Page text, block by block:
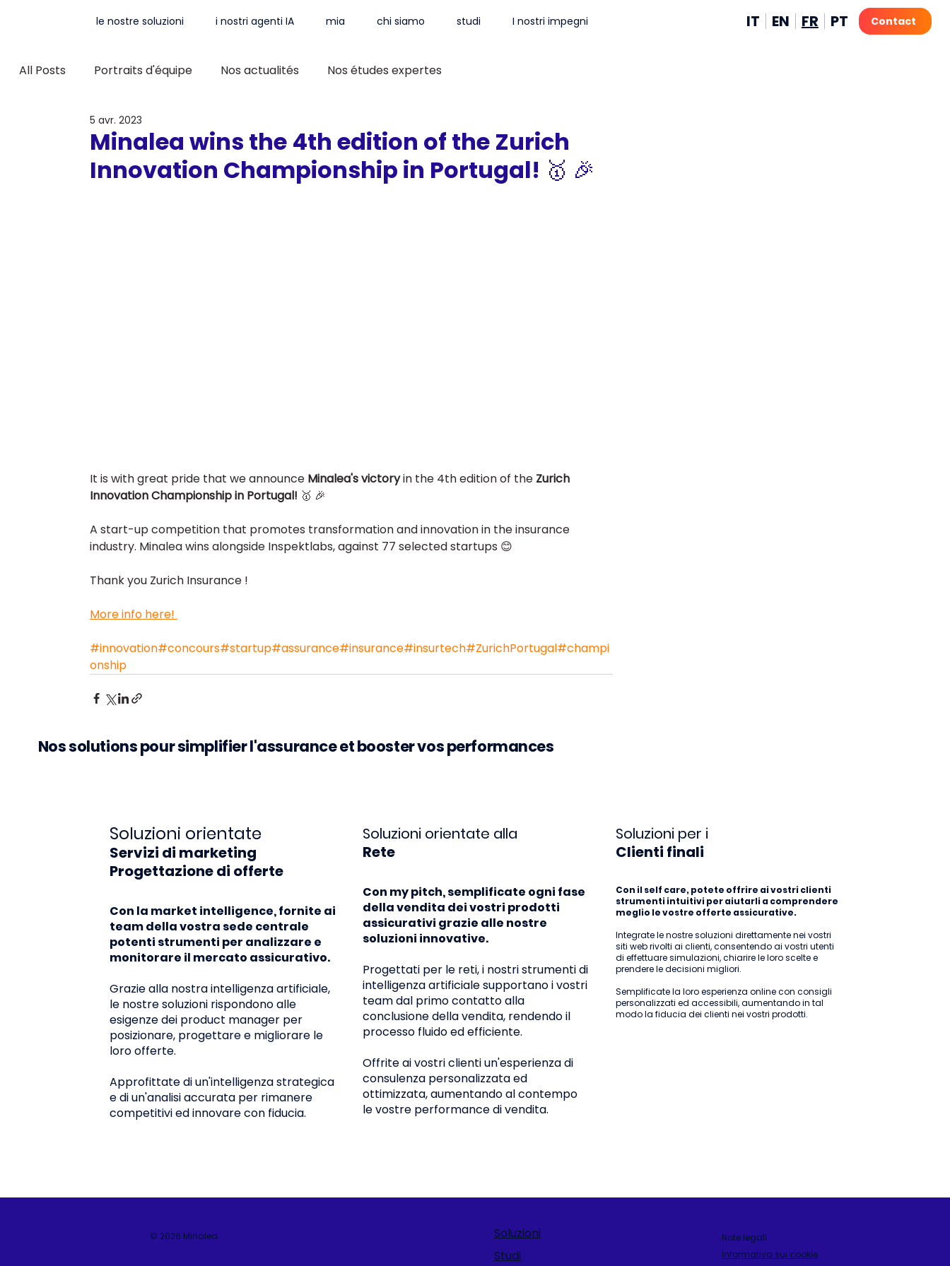
le nostre soluzioni i nostri agenti IA mia chi siamo studi I nostri impegni IT EN FR PT Contact
All Posts Portraits d'équipe Nos actualités Nos études expertes
Minalea wins the 4th edition of the Zurich
Innovation Championship in Portugal! 🥇 🎉
5 avr. 2023
It is with great pride that we announce Minalea's victory in the 4th edition of the Zurich
Innovation Championship in Portugal! 🥇 🎉
A start-up competition that promotes transformation and innovation in the insurance
industry. Minalea wins alongside Inspektlabs, against 77 selected startups 😊
Thank you Zurich Insurance !
More info here!
#innovation#concours#startup#assurance#insurance#insurtech#ZurichPortugal#champi
onship
Nos solutions pour simplifier l'assurance et booster vos performances
Soluzioni orientate
Servizi di marketing
Progettazione di offerte
Con la market intelligence, fornite ai
team della vostra sede centrale
potenti strumenti per analizzare e
monitorare il mercato assicurativo.
Grazie alla nostra intelligenza artificiale,
le nostre soluzioni rispondono alle
esigenze dei product manager per
posizionare, progettare e migliorare le
loro offerte.
Approfittate di un'intelligenza strategica
e di un'analisi accurata per rimanere
competitivi ed innovare con fiducia.
Soluzioni orientate alla
Rete
Con my pitch, semplificate ogni fase
della vendita dei vostri prodotti
assicurativi grazie alle nostre
soluzioni innovative.
Progettati per le reti, i nostri strumenti di
intelligenza artificiale supportano i vostri
team dal primo contatto alla
conclusione della vendita, rendendo il
processo fluido ed efficiente.
Offrite ai vostri clienti un'esperienza di
consulenza personalizzata ed
ottimizzata, aumentando al contempo
le vostre performance di vendita.
Soluzioni per i
Clienti finali
Con il self care, potete offrire ai vostri clienti
strumenti intuitivi per aiutarli a comprendere
meglio le vostre offerte assicurative.
Integrate le nostre soluzioni direttamente nei vostri
siti web rivolti ai clienti, consentendo ai vostri utenti
di effettuare simulazioni, chiarire le loro scelte e
prendere le decisioni migliori.
Semplificate la loro esperienza online con consigli
personalizzati ed accessibili, aumentando in tal
modo la fiducia dei clienti nei vostri prodotti.
© 2026 Minalea
Soluzioni
Studi
Note legali
Informativa sui cookie